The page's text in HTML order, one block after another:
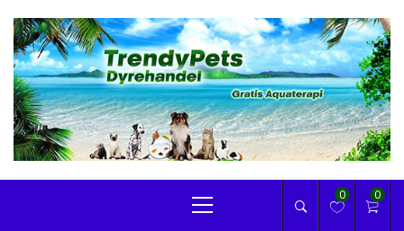
content
TRENDYPETS
Menu
0 0